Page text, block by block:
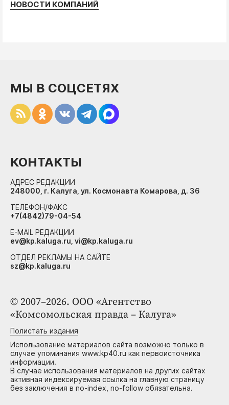
НОВОСТИ КОМПАНИЙ
© 2007–2026. ООО «Агентство
«Комсомольская правда – Калуга»
Полистать издания
Использование материалов сайта возможно только в
случае упоминания www.kp40.ru как первоисточника
информации.
В случае использования материалов на других сайтах
активная индексируемая ссылка на главную страницу
без заключения в no-index, no-follow обязательна.
МЫ В СОЦСЕТЯХ
КОНТАКТЫ
АДРЕС РЕДАКЦИИ
248000, г. Калуга, ул. Космонавта Комарова, д. 36
ТЕЛЕФОН/ФАКС
+7(4842)79-04-54
E-MAIL РЕДАКЦИИ
ev@kp.kaluga.ru, vi@kp.kaluga.ru
ОТДЕЛ РЕКЛАМЫ НА САЙТЕ
sz@kp.kaluga.ru